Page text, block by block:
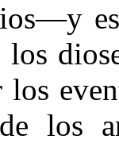
los
los